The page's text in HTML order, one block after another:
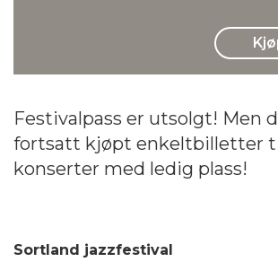
Festivalpass er utsolgt! Men
fortsatt kjøpt enkeltbilletter
konserter med ledig plass!
Sortland jazzfestival